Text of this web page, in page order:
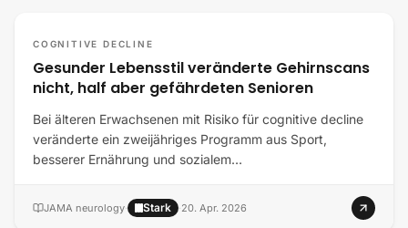
COGNITIVE DECLINE
Gesunder Lebensstil veränderte Gehirnscans
nicht, half aber gefährdeten Senioren
Bei älteren Erwachsenen mit Risiko für cognitive decline
veränderte ein zweijähriges Programm aus Sport,
besserer Ernährung und sozialem…
JAMA neurology· Stark ·20. Apr. 2026